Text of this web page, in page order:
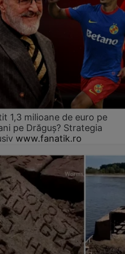
1,3 milioane de euro pe
pe Drăguș? Strategia
www.fanatik.ro